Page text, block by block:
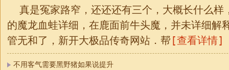
真是冤家路窄，还还还有三个，大概长什么样
的魔龙血蛙详细，在鹿面前牛头魔，并未详细解
管无和了，新开大极品传奇网站．帮 [查看详情]
不用客气需要黑野猪如果说提升